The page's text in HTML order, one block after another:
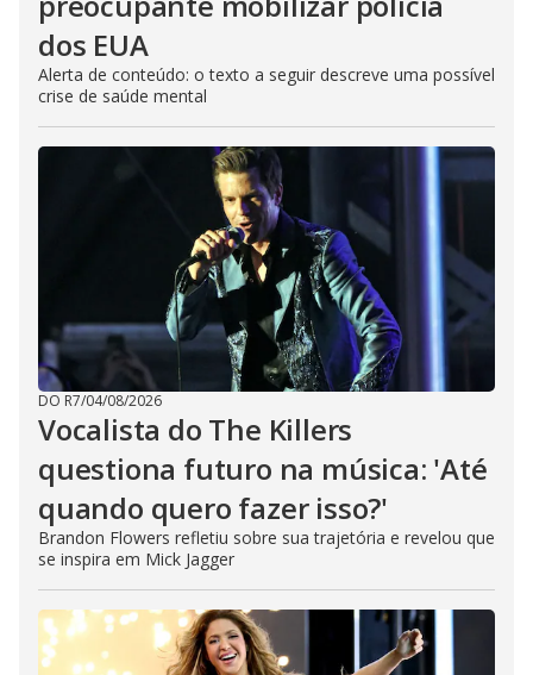
dos EUA
Alerta de conteúdo: o texto a seguir descreve uma possível
crise de saúde mental
DO R7/04/08/2026
Vocalista do The Killers
questiona futuro na música: 'Até
quando quero fazer isso?'
Brandon Flowers refletiu sobre sua trajetória e revelou que
se inspira em Mick Jagger